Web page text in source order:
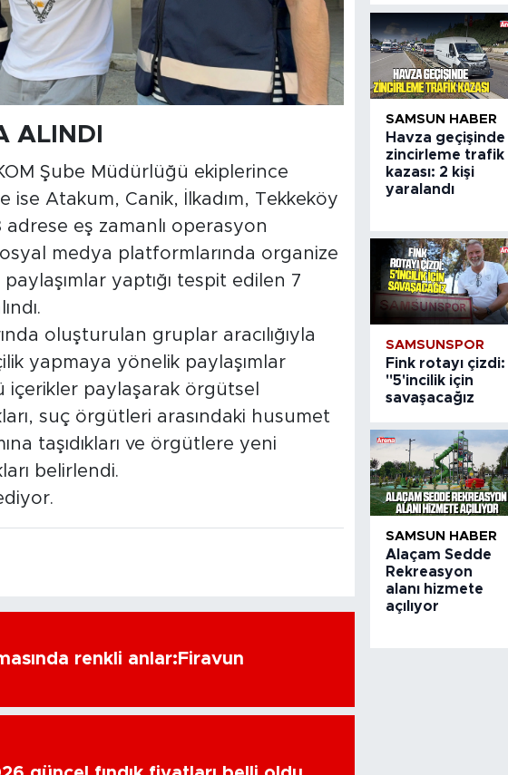
ALINDI
Şube Müdürlüğü ekiplerince
Atakum, Canik, İlkadım, Tekkeköy
eş zamanlı operasyon
medya platformlarında organize
yaptığı tespit edilen 7
oluşturulan gruplar aracılığıyla
yapmaya yönelik paylaşımlar
içerikler paylaşarak örgütsel
suç örgütleri arasındaki husumet
taşıdıkları ve örgütlere yeni
belirlendi.
renkli anlar:Firavun
SAMSUN HABER
Havza geçişinde
zincirleme trafik
kazası: 2 kişi
yaralandı
SAMSUNSPOR
Fink rotayı çizdi:
"5'incilik için
savaşacağız
SAMSUN HABER
Alaçam Sedde
Rekreasyon
alanı hizmete
açılıyor